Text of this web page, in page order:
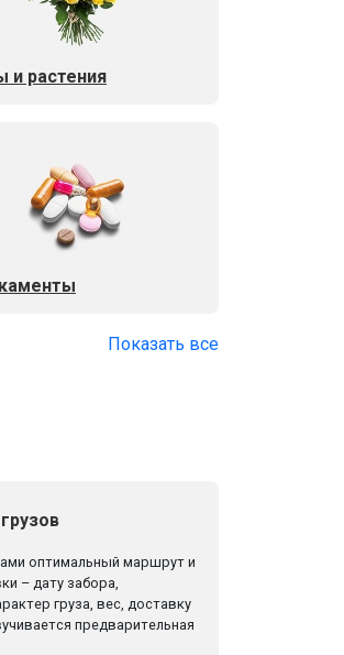
и растения
Показать все
оптимальный маршрут и
– дату забора,
груза, вес, доставку
предварительная